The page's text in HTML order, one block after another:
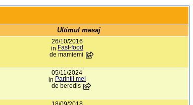
Ultimul mesaj
26/10/2016
in Fast-food
de mamiemi
05/11/2024
in Parintii mei
de beredis